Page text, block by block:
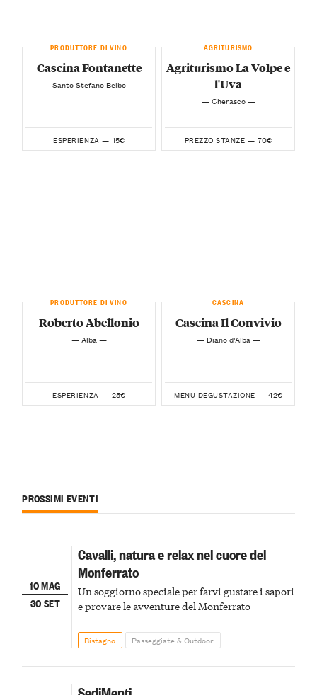
PRODUTTORE DI VINO
Cascina Fontanette
— Santo Stefano Belbo —
ESPERIENZA — 15€
AGRITURISMO
Agriturismo La Volpe e
l'Uva
— Cherasco —
PREZZO STANZE — 70€
PRODUTTORE DI VINO
Roberto Abellonio
— Alba —
ESPERIENZA — 25€
CASCINA
Cascina Il Convivio
— Diano d’Alba —
MENU DEGUSTAZIONE — 42€
PROSSIMI EVENTI
10 MAG
30 SET
Cavalli, natura e relax nel cuore del
Monferrato
Un soggiorno speciale per farvi gustare i sapori
e provare le avventure del Monferrato
Bistagno Passeggiate & Outdoor